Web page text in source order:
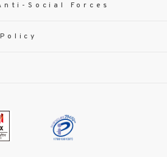
Social Forces